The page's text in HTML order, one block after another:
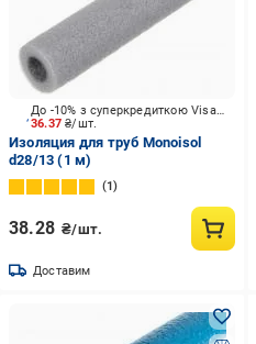
36.37₴/шт.
До -10% з суперкредиткою Visa Вигода
Изоляция для труб Monoisol
d28/13 (1 м)
1
38.28 ₴/шт.
Доставим